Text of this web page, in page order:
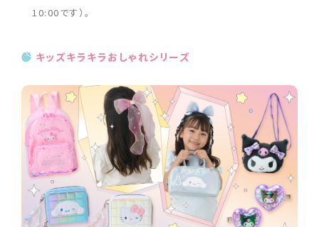
10:00です）。
キッズキラキラおしゃれシリーズ